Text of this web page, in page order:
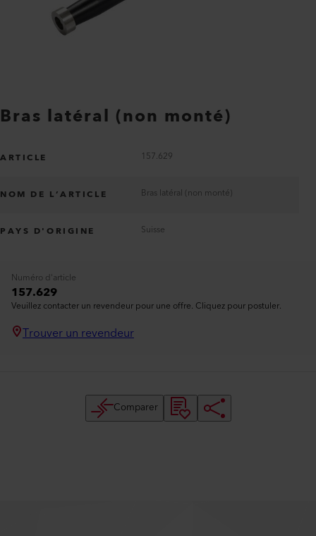
Bras latéral (non monté)
ARTICLE 157.629
NOM DE L’ARTICLE Bras latéral (non monté)
PAYS D'ORIGINE Suisse
Numéro d'article
157.629
Veuillez contacter un revendeur pour une offre. Cliquez pour postuler.
Trouver un revendeur
Comparer